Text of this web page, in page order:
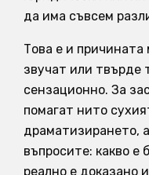
да има съвсем
Това е и причината
звучат или твърде
сензационно. За
помагат нито
драматизирането,
въпросите: какво е
реално е доказано